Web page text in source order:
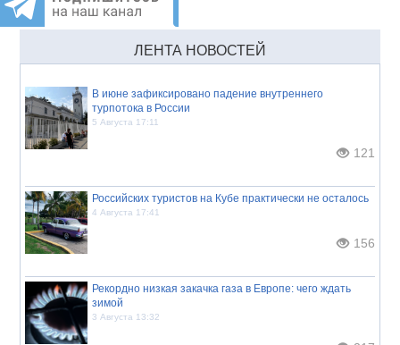
ЛЕНТА НОВОСТЕЙ
В июне зафиксировано падение внутреннего
турпотока в России
5 Августа 17:11
121
Российских туристов на Кубе практически не осталось
4 Августа 17:41
156
Рекордно низкая закачка газа в Европе: чего ждать
зимой
3 Августа 13:32